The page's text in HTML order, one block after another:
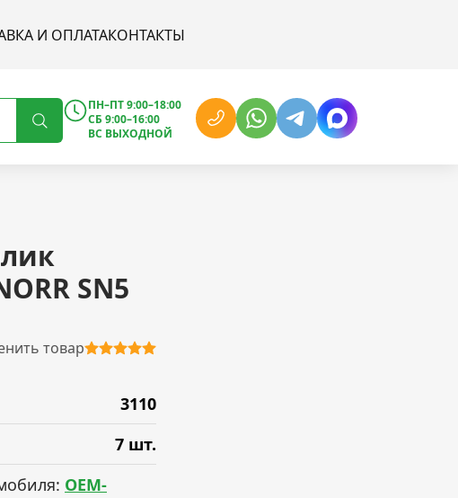
И ОПЛАТАКОНТАКТЫ
ПН–ПТ 9:00–18:00
СБ 9:00–16:00
ВС ВЫХОДНОЙ
SN5
товар
3110
7 шт.
OEM-